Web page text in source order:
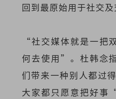
回到最原始用于社交及
“社交媒体就是一把
何去使用”。杜韩念
们带来一种别人都过
大家都只愿意把好事